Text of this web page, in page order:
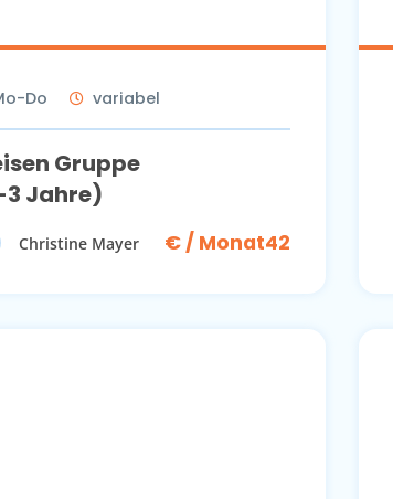
Do variabel
Gruppe
Jahre)
Christine Mayer € / Monat42